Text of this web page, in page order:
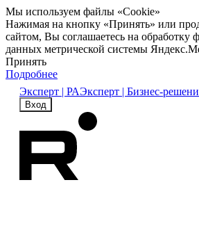
Мы используем файлы «Cookie»
Нажимая на кнопку «Принять» или
сайтом, Вы соглашаетесь на обработку
данных метрической системы
Принять
Подробнее
Эксперт | РАЭксперт | Бизнес-
Вход